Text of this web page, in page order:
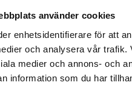
använder cookies
enhetsidentifierare för att
och analysera vår trafik.
medier och annons- och
information som du har